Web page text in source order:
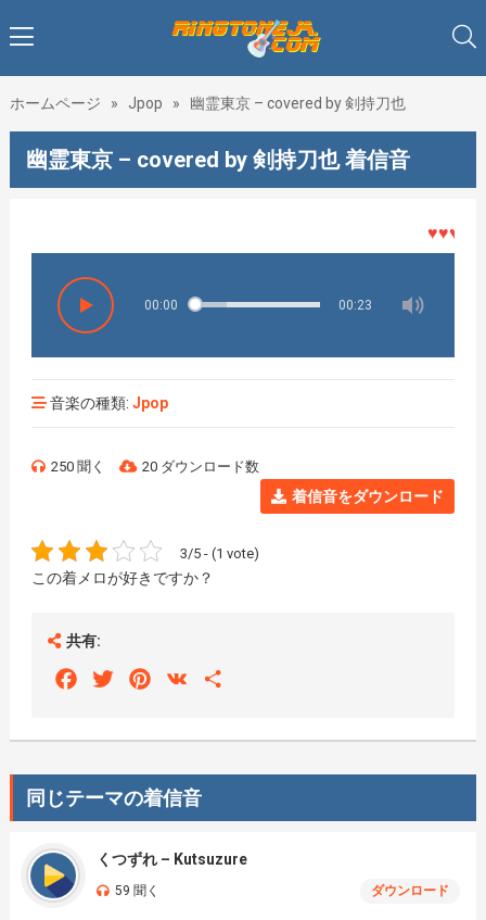
ホームページ » Jpop » 幽霊東京 – covered by 剣持刀也
幽霊東京 – covered by 剣持刀也 着信音
♥♥♥着メ
00:00 00:23
音楽の種類: Jpop
250 聞く 20 ダウンロード数
着信音をダウンロード
3/5 - (1 vote)
この着メロが好きですか？
共有:
FacebookTwitterPinterest
VK
同じテーマの着信音
くつずれ – Kutsuzure
59 聞く ダウンロード